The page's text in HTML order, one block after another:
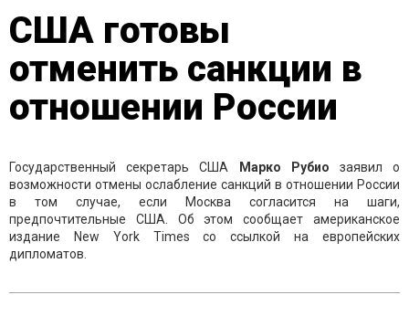
США готовы
отменить санкции в
отношении России
Государственный секретарь США Марко Рубио заявил о
возможности отмены ослабление санкций в отношении России
в том случае, если Москва согласится на шаги,
предпочтительные США. Об этом сообщает американское
издание New York Times со ссылкой на европейских
дипломатов.